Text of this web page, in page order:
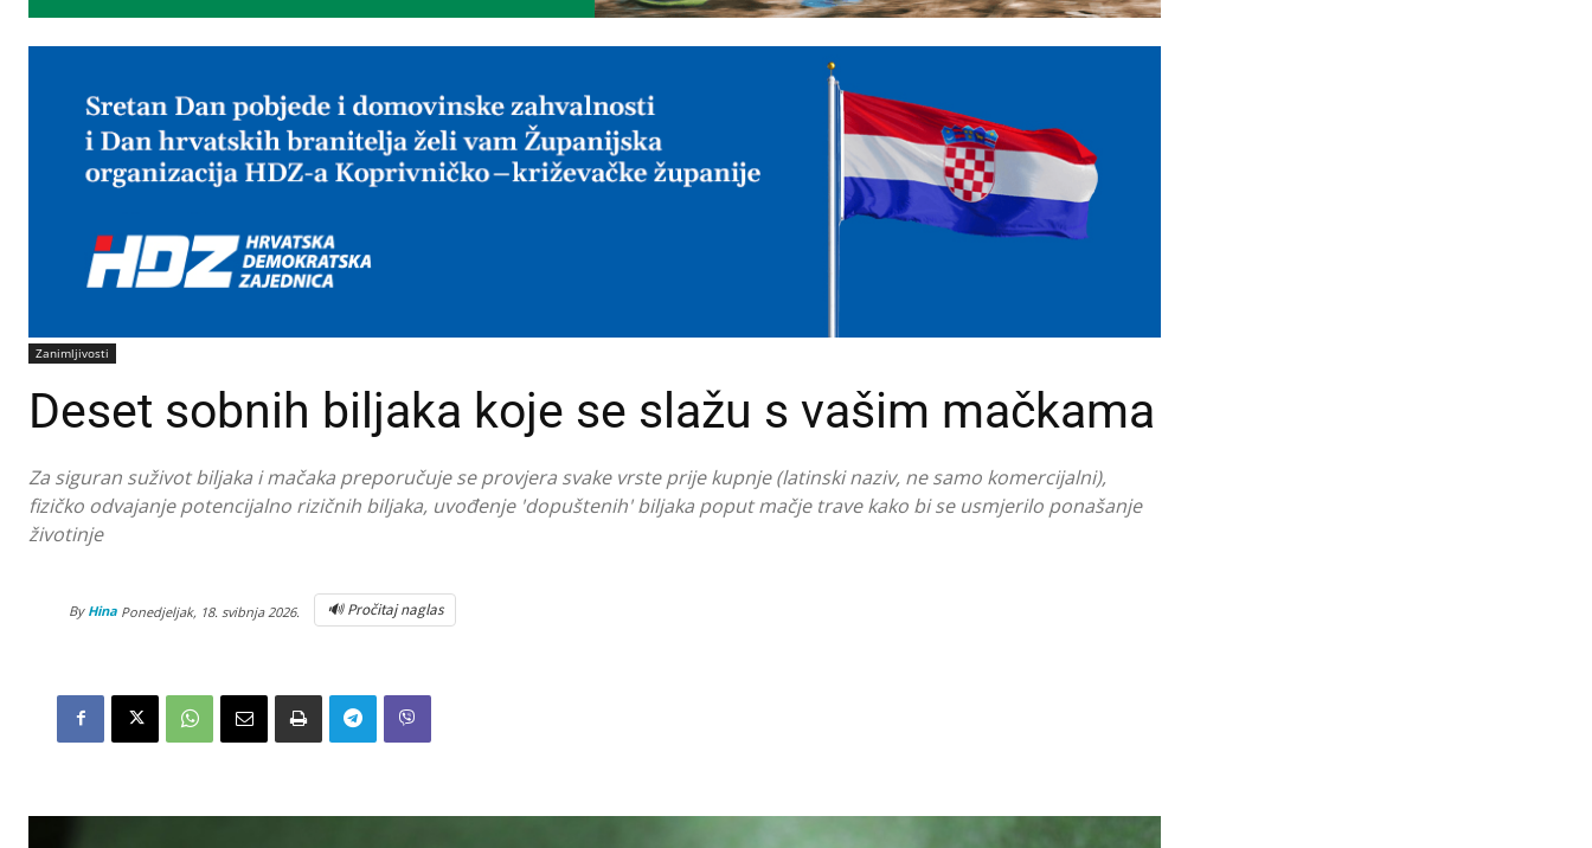
Zanimljivosti
Deset sobnih biljaka koje se slažu s vašim mačkama
Za siguran suživot biljaka i mačaka preporučuje se provjera svake vrste prije kupnje (latinski naziv, ne samo komercijalni),
fizičko odvajanje potencijalno rizičnih biljaka, uvođenje 'dopuštenih' biljaka poput mačje trave kako bi se usmjerilo ponašanje
životinje
By Hina Ponedjeljak, 18. svibnja 2026. 🔊 Pročitaj naglas